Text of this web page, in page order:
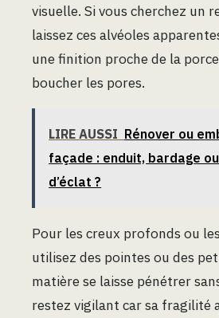
visuelle. Si vous cherchez un
laissez ces alvéoles
une finition proche de la
boucher les pores.
LIRE AUSSI Rénover ou
façade : enduit, bardage
d’éclat ?
Pour les creux profonds ou
utilisez des pointes ou des
matière se laisse pénétrer
restez vigilant car sa fragilité